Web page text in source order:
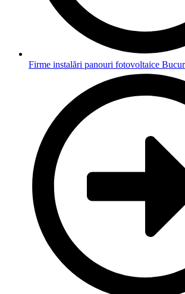
Firme instalări panouri fotovoltaice